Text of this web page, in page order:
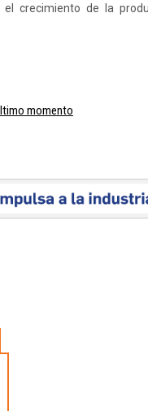
crecimiento de la
momento